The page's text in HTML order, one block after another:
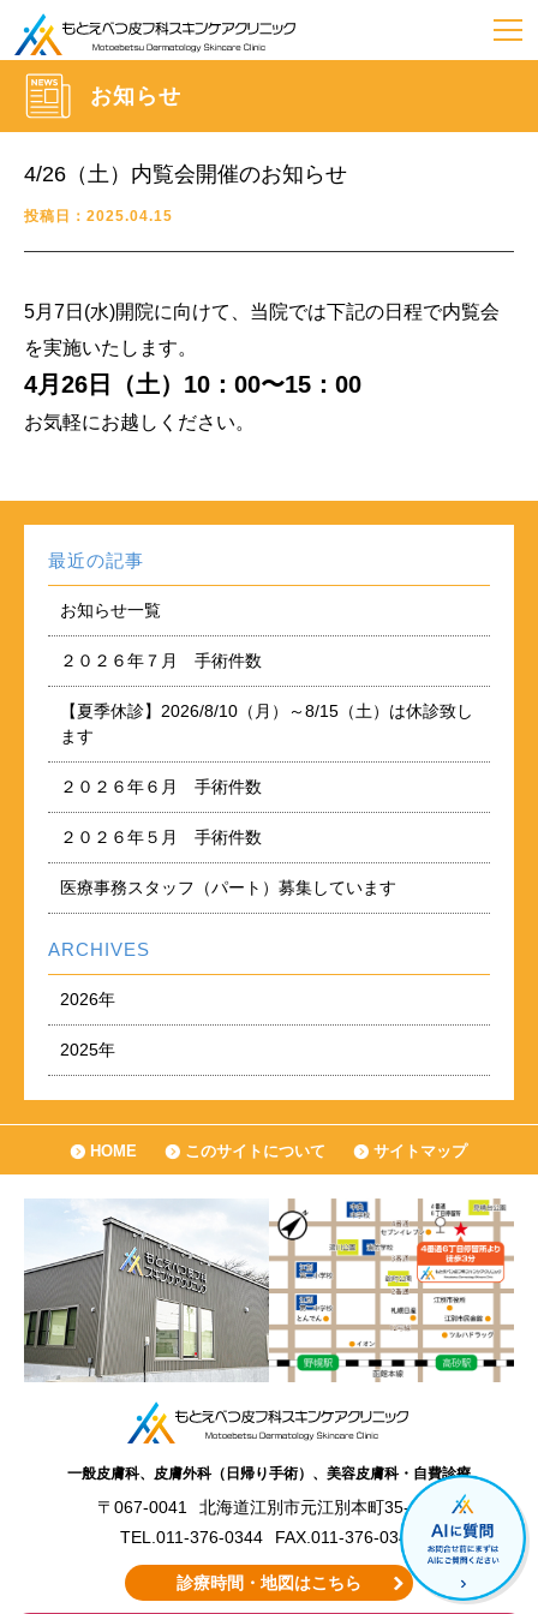
お知らせ
4/26（土）内覧会開催のお知らせ
投稿日：2025.04.15
5月7日(水)開院に向けて、当院では下記の日程で内覧会
を実施いたします。
4月26日（土）10：00〜15：00
お気軽にお越しください。
最近の記事
お知らせ一覧
２０２６年７月 手術件数
【夏季休診】2026/8/10（月）～8/15（土）は休診致し
ます
２０２６年６月 手術件数
２０２６年５月 手術件数
医療事務スタッフ（パート）募集しています
ARCHIVES
2026年
2025年
HOME このサイトについて サイトマップ
一般皮膚科、皮膚外科（日帰り手術）、美容皮膚科・自費診療
〒067-0041
北海道江別市元江別本町35-20
TEL.011-376-0344
FAX.011-376-0348
診療時間・地図はこちら